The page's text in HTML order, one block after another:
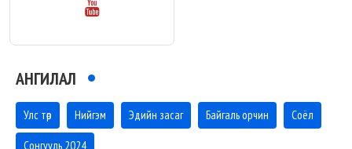
АНГИЛАЛ
Улс төр Нийгэм Эдийн засаг Байгаль орчин Соёл
Сонгууль 2024